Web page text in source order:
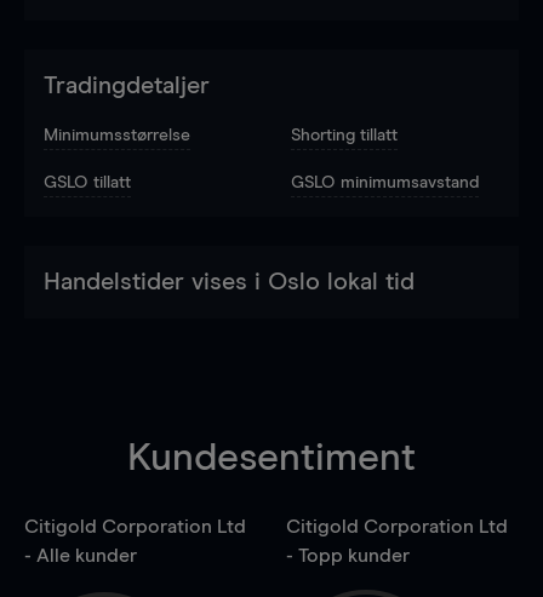
Tradingdetaljer
Minimumsstørrelse Shorting tillatt
GSLO tillatt GSLO minimumsavstand
Handelstider vises i Oslo lokal tid
Kundesentiment
Citigold Corporation Ltd
- Alle kunder
Citigold Corporation Ltd
- Topp kunder